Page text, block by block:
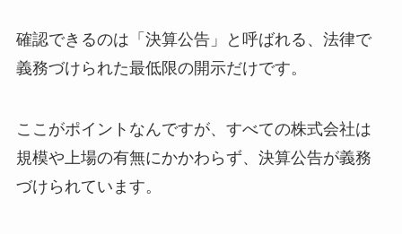
確認できるのは「決算公告」と呼ばれる、法律で
義務づけられた最低限の開示だけです。
ここがポイントなんですが、すべての株式会社は
規模や上場の有無にかかわらず、決算公告が義務
づけられています。